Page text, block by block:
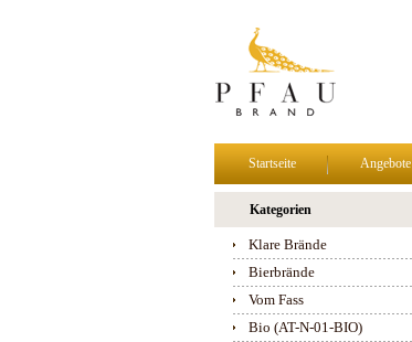
Startseite Angebote
Kategorien
Klare Brände
Bierbrände
Vom Fass
Bio (AT-N-01-BIO)